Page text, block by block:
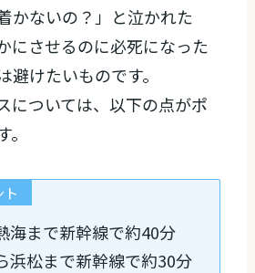
かないの？」と泣かれた
にさせるのに必死になった
避けたいものです。
については、以下の点がポ
海まで新幹線で約40分
浜松まで新幹線で約30分